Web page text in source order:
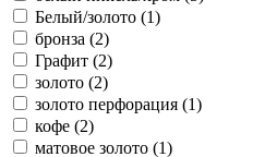
Белый/золото (1)
бронза (2)
Графит (2)
золото (2)
золото перфорация (1)
кофе (2)
матовое золото (1)